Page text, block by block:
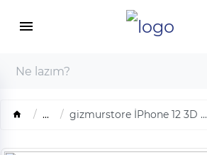
... gizmurstore İPhone 12 3D ...